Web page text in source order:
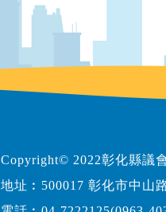
Copyright© 2022彰化縣議
地址︰500017 彰化市中山